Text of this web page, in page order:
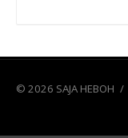
© 2026 SAJA HEBOH /